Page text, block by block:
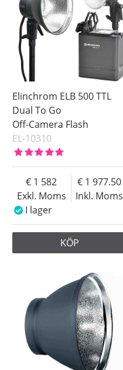
Elinchrom ELB 500 TTL
Dual To Go
Off-Camera Flash
EL-10310
Exkl. Moms
1 582
Inkl. Moms
1 977.50
I lager
KÖP